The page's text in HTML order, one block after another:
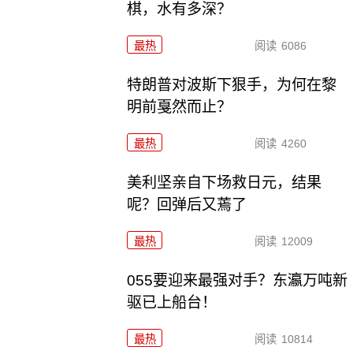
棋，水有多深？
最热 阅读 6086
特朗普对波斯下狠手，为何在黎
明前戛然而止？
最热 阅读 4260
美利坚亲自下场救日元，结果
呢？回弹后又蔫了
最热 阅读 12009
055要迎来最强对手？东瀛万吨新
驱已上船台！
最热 阅读 10814